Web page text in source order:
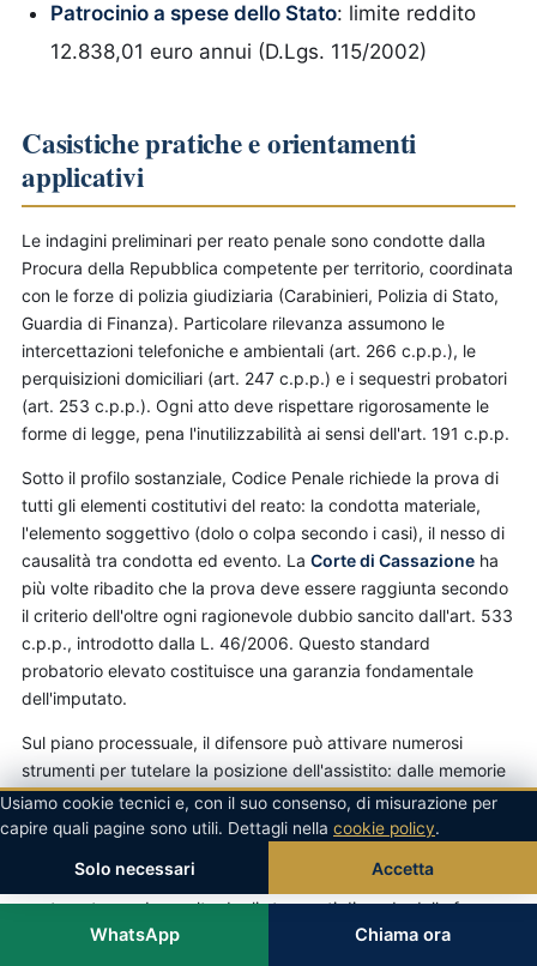
Patrocinio a spese dello Stato: limite reddito
12.838,01 euro annui (D.Lgs. 115/2002)
Casistiche pratiche e orientamenti
applicativi
Le indagini preliminari per reato penale sono condotte dalla
Procura della Repubblica competente per territorio, coordinata
con le forze di polizia giudiziaria (Carabinieri, Polizia di Stato,
Guardia di Finanza). Particolare rilevanza assumono le
intercettazioni telefoniche e ambientali (art. 266 c.p.p.), le
perquisizioni domiciliari (art. 247 c.p.p.) e i sequestri probatori
(art. 253 c.p.p.). Ogni atto deve rispettare rigorosamente le
forme di legge, pena l'inutilizzabilità ai sensi dell'art. 191 c.p.p.
Sotto il profilo sostanziale, Codice Penale richiede la prova di
tutti gli elementi costitutivi del reato: la condotta materiale,
l'elemento soggettivo (dolo o colpa secondo i casi), il nesso di
causalità tra condotta ed evento. La Corte di Cassazione ha
più volte ribadito che la prova deve essere raggiunta secondo
il criterio dell'oltre ogni ragionevole dubbio sancito dall'art. 533
c.p.p., introdotto dalla L. 46/2006. Questo standard
probatorio elevato costituisce una garanzia fondamentale
dell'imputato.
Sul piano processuale, il difensore può attivare numerosi
strumenti per tutelare la posizione dell'assistito: dalle memorie
difensive ex art. 121 c.p.p. alle investigazioni difensive ex artt.
391-bis ss. c.p.p., dalla richiesta di riesame delle misure
fino agli incidenti di esecuzione (art. 670 c.p.p.) per la fase
post-sentenza. La scelta degli strumenti dipende dalla fase
processuale e dalla strategia complessiva definita con il
WhatsApp Chiama ora
Usiamo cookie tecnici e, con il suo consenso, di misurazione per
capire quali pagine sono utili. Dettagli nella cookie policy.
Solo necessari Accetta